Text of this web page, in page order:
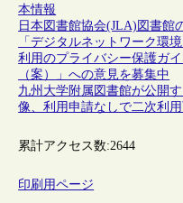
本情報
日本図書館協会(JLA)図書館
「デジタルネットワーク環
利用のプライバシー保護ガ
（案）」への意見を募集中
九州大学附属図書館が公開
像、利用申請なしで二次利
累計アクセス数:2644
印刷用ページ